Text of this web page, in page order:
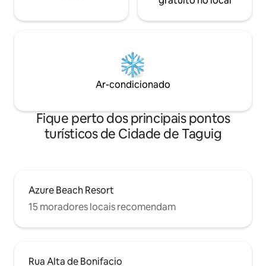
Ar-condicionado
Fique perto dos principais pontos
turísticos de Cidade de Taguig
Azure Beach Resort
15 moradores locais recomendam
Rua Alta de Bonifacio